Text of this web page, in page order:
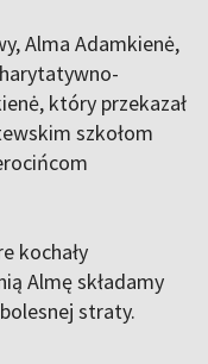
Alma Adamkienė,
który przekazał
szkołom
kochały
Almę składamy
straty.